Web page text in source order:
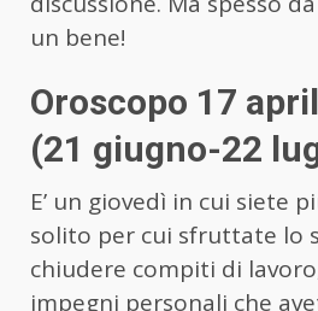
un bene!
Oroscopo 17
(21 giugno-22
E’ un giovedì in cui siete
solito per cui sfruttate lo
chiudere compiti di
impegni personali che